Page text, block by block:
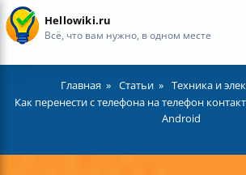
Hellowiki.ru
Всё, что вам нужно, в одном месте
Главная Статьи
Техника и
Как перенести с телефона на телефон
Android